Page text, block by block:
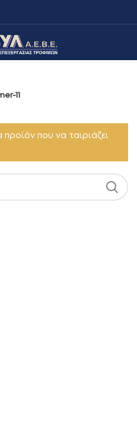
11
προϊόν που να ταιριάζει